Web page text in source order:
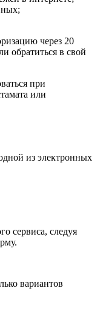
через 20
обратиться в свой
при
или
из электронных
сервиса, следуя
вариантов